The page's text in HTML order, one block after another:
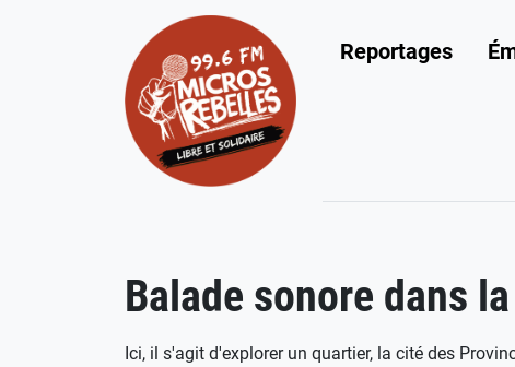
Reportages
Balade sonore dans
Ici, il s'agit d'explorer un quartier, la cité des